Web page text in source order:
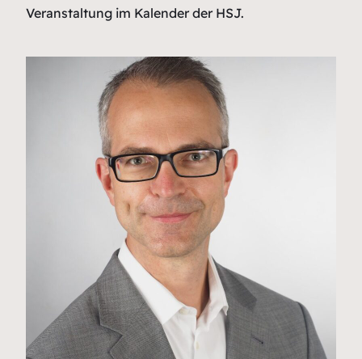
Veranstaltung im Kalender der HSJ.